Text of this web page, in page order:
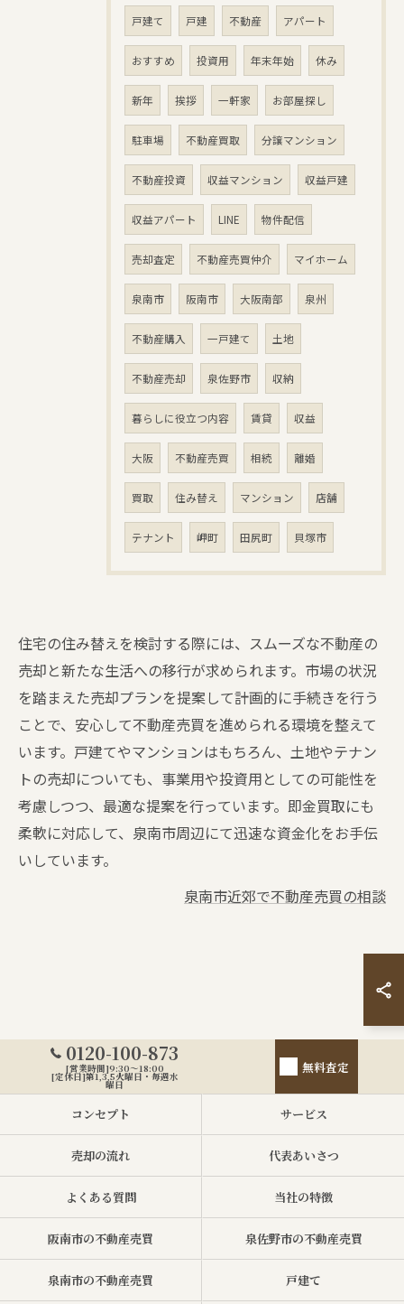
戸建て 戸建 不動産 アパート
おすすめ 投資用 年末年始 休み
新年 挨拶 一軒家 お部屋探し
駐車場 不動産買取 分譲マンション
不動産投資 収益マンション 収益戸建
収益アパート LINE 物件配信
売却査定 不動産売買仲介 マイホーム
泉南市 阪南市 大阪南部 泉州
不動産購入 一戸建て 土地
不動産売却 泉佐野市 収納
暮らしに役立つ内容 賃貸 収益
大阪 不動産売買 相続 離婚
買取 住み替え マンション 店舗
テナント 岬町 田尻町 貝塚市
住宅の住み替えを検討する際には、スムーズな不動産の
売却と新たな生活への移行が求められます。市場の状況
を踏まえた売却プランを提案して計画的に手続きを行う
ことで、安心して不動産売買を進められる環境を整えて
います。戸建てやマンションはもちろん、土地やテナン
トの売却についても、事業用や投資用としての可能性を
考慮しつつ、最適な提案を行っています。即金買取にも
柔軟に対応して、泉南市周辺にて迅速な資金化をお手伝
いしています。
泉南市近郊で不動産売買の相談
0120-100-873
[営業時間]9:30～18:00
[定休日]第1,3,5火曜日・毎週水
曜日
無料査定
コンセプト サービス
売却の流れ 代表あいさつ
よくある質問 当社の特徴
阪南市の不動産売買 泉佐野市の不動産売買
泉南市の不動産売買 戸建て